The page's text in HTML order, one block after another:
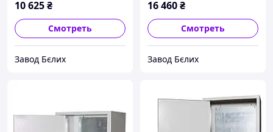
10 625₴
Смотреть
Завод Бєлих
16 460₴
Смотреть
Завод Бєлих